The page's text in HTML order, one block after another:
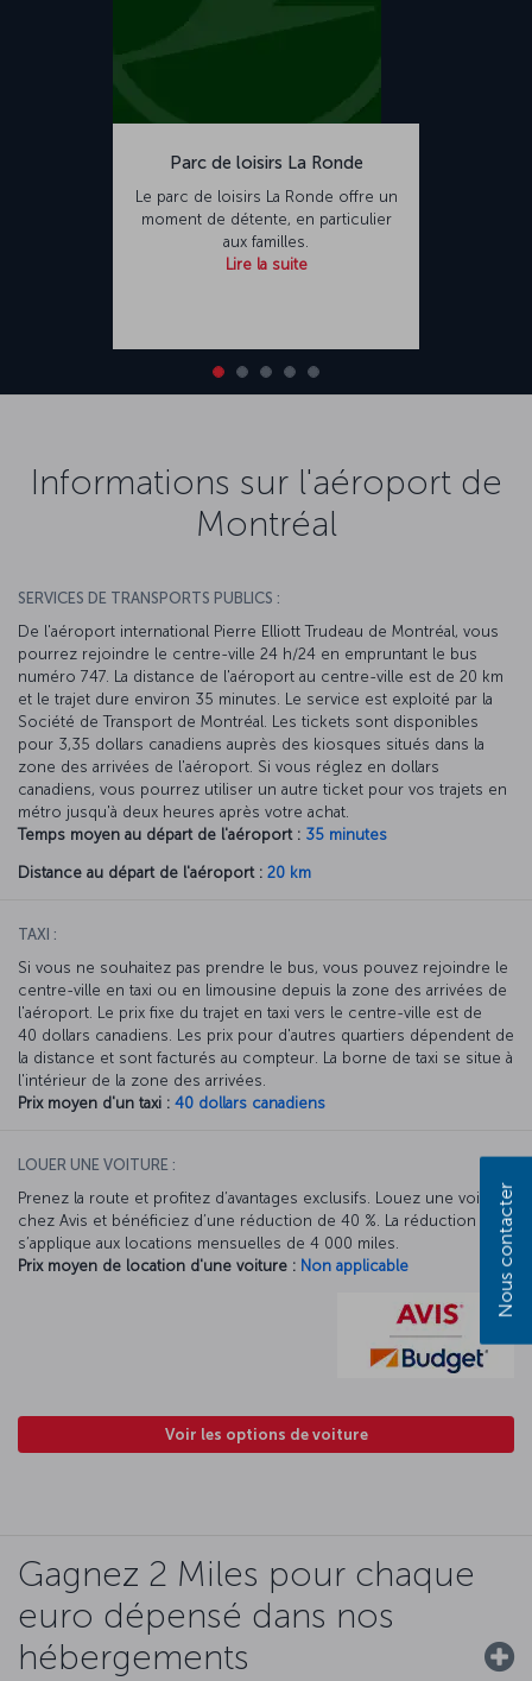
Parc de loisirs La Ronde
Le parc de loisirs La Ronde offre un
moment de détente, en particulier
aux familles.
Lire la suite
Informations sur l'aéroport de
Montréal
SERVICES DE TRANSPORTS PUBLICS :
De l'aéroport international Pierre Elliott Trudeau de Montréal, vous
pourrez rejoindre le centre-ville 24 h/24 en empruntant le bus
numéro 747. La distance de l'aéroport au centre-ville est de 20 km
et le trajet dure environ 35 minutes. Le service est exploité par la
Société de Transport de Montréal. Les tickets sont disponibles
pour 3,35 dollars canadiens auprès des kiosques situés dans la
zone des arrivées de l'aéroport. Si vous réglez en dollars
canadiens, vous pourrez utiliser un autre ticket pour vos trajets en
métro jusqu'à deux heures après votre achat.
Temps moyen au départ de l'aéroport : 35 minutes
Distance au départ de l'aéroport : 20 km
TAXI :
Si vous ne souhaitez pas prendre le bus, vous pouvez rejoindre le
centre-ville en taxi ou en limousine depuis la zone des arrivées de
l'aéroport. Le prix fixe du trajet en taxi vers le centre-ville est de
40 dollars canadiens. Les prix pour d'autres quartiers dépendent de
la distance et sont facturés au compteur. La borne de taxi se situe à
l'intérieur de la zone des arrivées.
Prix moyen d'un taxi : 40 dollars canadiens
LOUER UNE VOITURE :
Prenez la route et profitez d’avantages exclusifs. Louez une voiture
chez Avis et bénéficiez d’une réduction de 40 %. La réduction Avis
s’applique aux locations mensuelles de 4 000 miles.
Prix moyen de location d'une voiture : Non applicable
Voir les options de voiture
Gagnez 2 Miles pour chaque
euro dépensé dans nos
hébergements
Nous contacter